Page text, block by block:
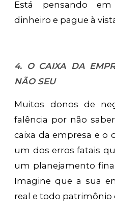
Está pensando
dinheiro e pague à
4. O CAIXA DA
NÃO SEU
Muitos donos de
falência por não
caixa da empresa e o
um dos erros fatais
um planejamento
Imagine que a sua
real e todo patrimônio